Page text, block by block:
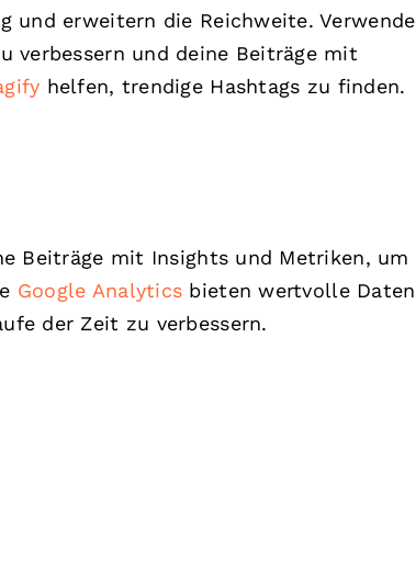
und erweitern die Reichweite. Verwende
verbessern und deine Beiträge mit
helfen, trendige Hashtags zu finden.
Beiträge mit Insights und Metriken, um
Google Analytics bieten wertvolle Daten
der Zeit zu verbessern.